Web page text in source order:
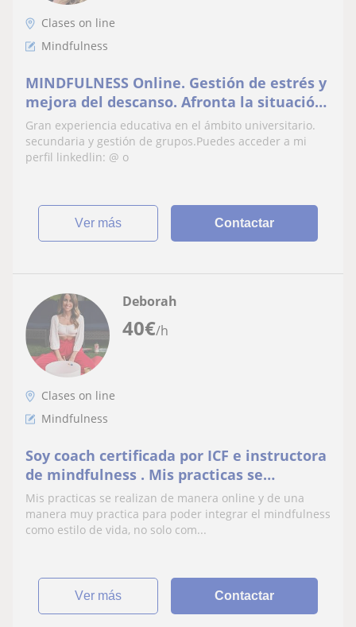
Clases on line
Mindfulness
MINDFULNESS Online. Gestión de estrés y
mejora del descanso. Afronta la situación
sin nervios. Dirigido a todo el que quiera
mejorar su bienestar
Gran experiencia educativa en el ámbito universitario.
secundaria y gestión de grupos.Puedes acceder a mi
perfil linkedlin: @ o
ver más Contactar
40€/h
Deborah
Clases on line
Mindfulness
Soy coach certificada por ICF e instructora
de mindfulness . Mis practicas se
realizaron durante 6 años en China y USA.
Mis practicas se realizan de manera online y de una
manera muy practica para poder integrar el mindfulness
como estilo de vida, no solo com...
ver más Contactar